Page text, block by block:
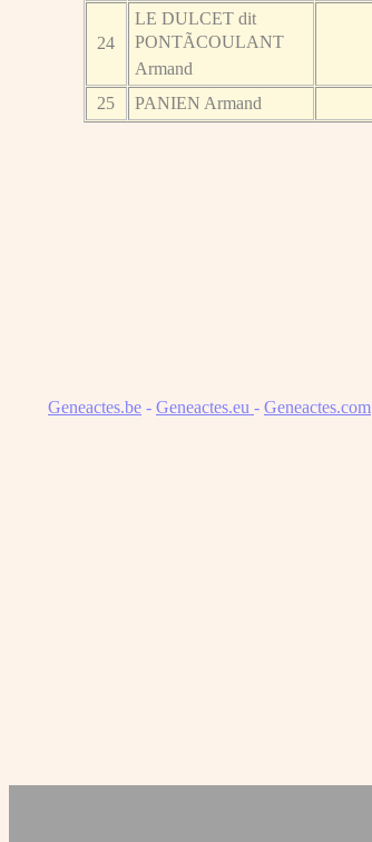
24
LE DULCET dit
PONTÃCOULANT
Armand
25 PANIEN Armand
Geneactes.be - Geneactes.eu - Geneactes.com